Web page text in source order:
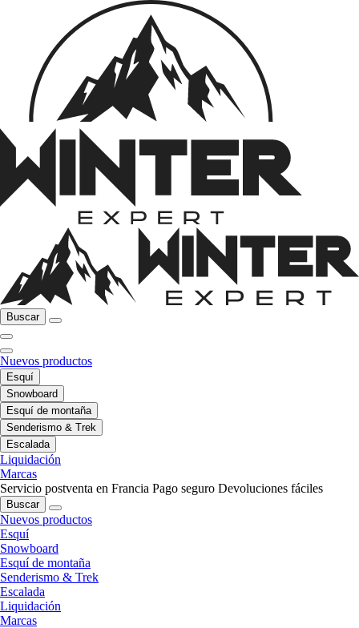
Buscar
Nuevos productos
Esquí
Snowboard
Esquí de montaña
Senderismo & Trek
Escalada
Liquidación
Marcas
Servicio postventa en Francia Pago seguro Devoluciones fáciles
Buscar
Nuevos productos
Esquí
Snowboard
Esquí de montaña
Senderismo & Trek
Escalada
Liquidación
Marcas